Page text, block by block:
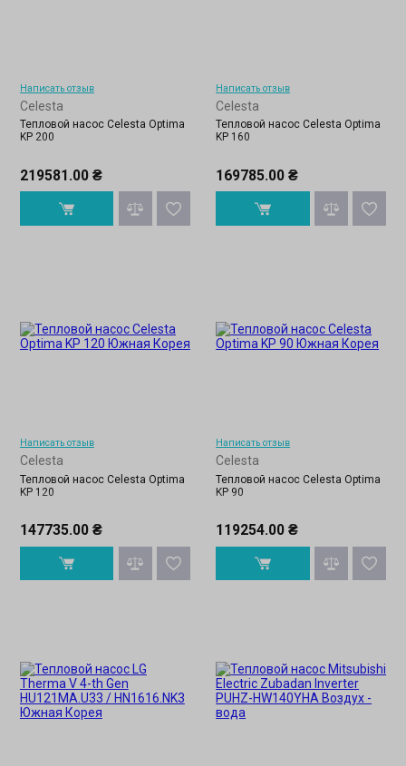
Написать отзыв
Celesta
Тепловой насос Celesta Optima
KP 200
219581.00 ₴
Написать отзыв
Celesta
Тепловой насос Celesta Optima
KP 160
169785.00 ₴
Написать отзыв
Celesta
Тепловой насос Celesta Optima
KP 120
147735.00 ₴
Написать отзыв
Celesta
Тепловой насос Celesta Optima
KP 90
119254.00 ₴